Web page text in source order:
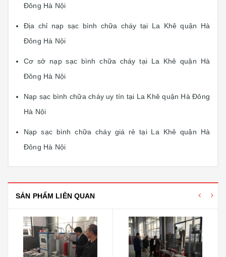
Đông Hà Nội
Địa chỉ nạp sạc bình chữa cháy tại La Khê quận Hà
Đông Hà Nội
Cơ sở nạp sạc bình chữa cháy tại La Khê quận Hà
Đông Hà Nội
Nạp sạc bình chữa cháy uy tín tại La Khê quận Hà Đông
Hà Nội
Nạp sạc bình chữa cháy giá rẻ tại La Khê quận Hà
Đông Hà Nội
SẢN PHẨM LIÊN QUAN